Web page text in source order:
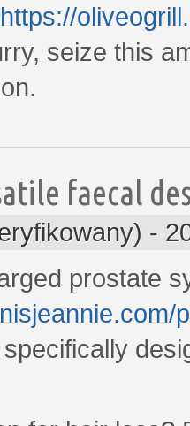
https://
seize this
faecal
-
prostate